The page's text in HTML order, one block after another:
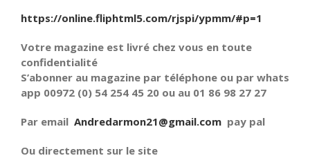
https://online.fliphtml5.com/rjspi/ypmm/#p=1
Votre magazine est livré chez vous en toute
confidentialité
S’abonner au magazine par téléphone ou par whats
app 00972 (0) 54 254 45 20 ou au 01 86 98 27 27
Par email Andredarmon21@gmail.com pay pal
Ou directement sur le site